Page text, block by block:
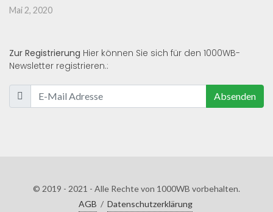
Mai 2, 2020
Zur Registrierung Hier können Sie sich für den 1000WB-
Newsletter registrieren.:
Absenden
© 2019 - 2021 - Alle Rechte von 1000WB vorbehalten.
AGB / Datenschutzerklärung